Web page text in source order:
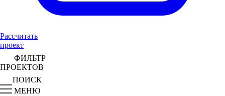
Рассчитать
проект
ФИЛЬТР
ПРОЕКТОВ
ПОИСК
МЕНЮ